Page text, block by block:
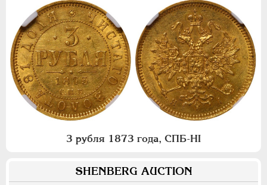
3 рубля 1873 года, СПБ-НI
SHENBERG AUCTION